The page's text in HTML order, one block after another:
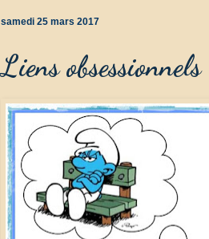
samedi 25 mars 2017
Liens obsessionnels